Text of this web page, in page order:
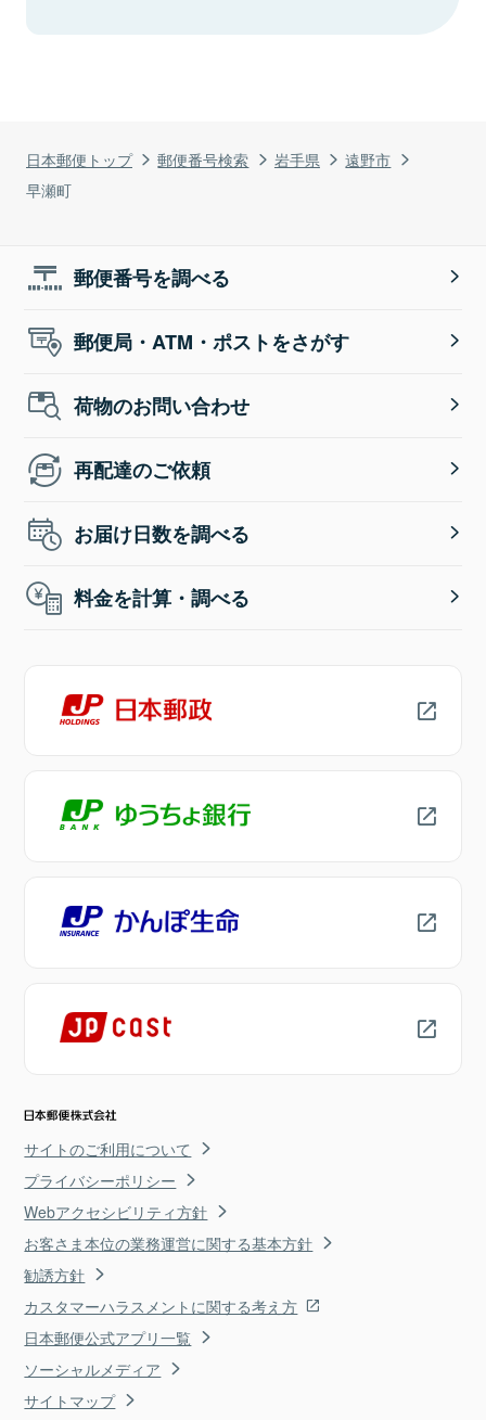
日本郵便トップ 郵便番号検索 岩手県
遠野市
早瀬町
郵便番号を調べる
郵便局・ATM・ポストをさがす
荷物のお問い合わせ
再配達のご依頼
お届け日数を調べる
料金を計算・調べる
サイトのご利用について
プライバシーポリシー
Webアクセシビリティ方針
お客さま本位の業務運営に関する基本方針
勧誘方針
カスタマーハラスメントに関する考え方
日本郵便公式アプリ一覧
ソーシャルメディア
サイトマップ